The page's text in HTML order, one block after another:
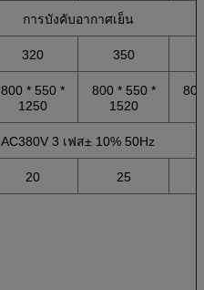
การบังคับอากาศเย็น
320 350
800 * 550 *
1250
800 * 550 *
1520
AC380V 3 เฟส± 10% 50Hz
20 25